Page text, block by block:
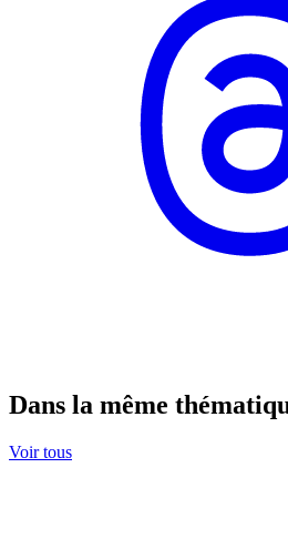
Dans la même
Voir tous